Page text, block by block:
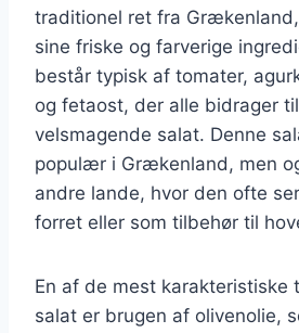
traditionel ret fra
sine friske og farverige
består typisk af tomater,
og fetaost, der alle bidrager
velsmagende salat. Denne
populær i Grækenland, men
andre lande, hvor den ofte
forret eller som tilbehør til
En af de mest
salat er brugen af olivenolie,